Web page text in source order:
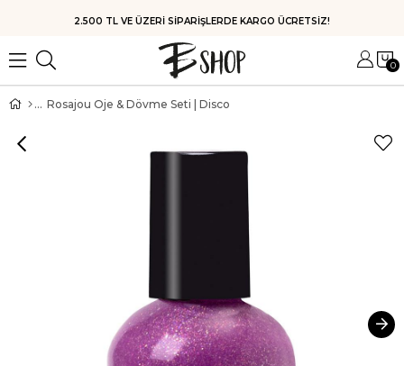
HIZLI KARGO
0
Rosajou Oje & Dövme Seti | Disco